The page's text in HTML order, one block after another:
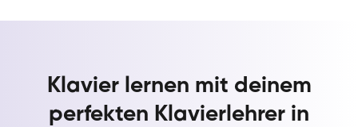
Klavier lernen mit deinem
perfekten Klavierlehrer in